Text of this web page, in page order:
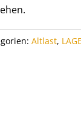
Altlast,